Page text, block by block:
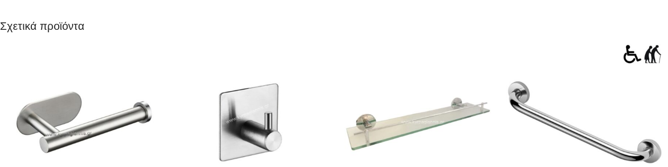
Σχετικά προϊόντα